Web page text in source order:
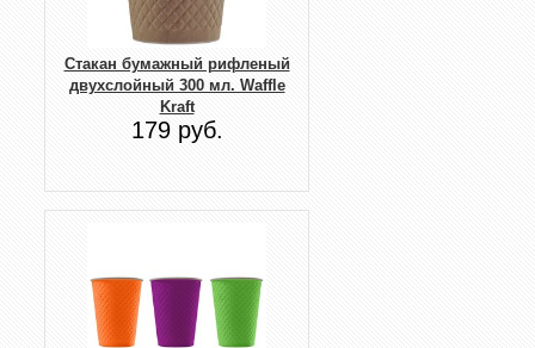
Стакан бумажный рифленый
двухслойный 300 мл. Waffle
Kraft
179 руб.